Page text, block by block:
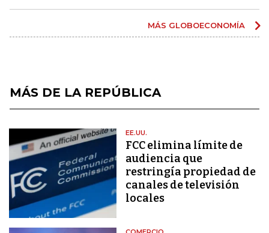
MÁS GLOBOECONOMÍA
MÁS DE LA REPÚBLICA
EE.UU.
FCC elimina límite de
audiencia que
restringía propiedad de
canales de televisión
locales